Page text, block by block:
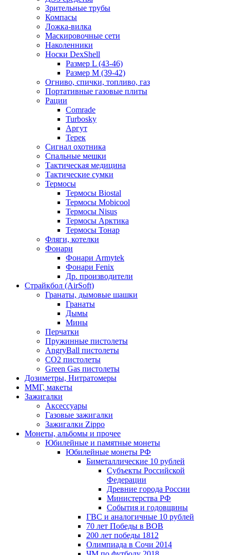
Зрительные трубы
Компасы
Ложка-вилка
Маскировочные сети
Наколенники
Носки DexShell
Размер L (43-46)
Размер M (39-42)
Огниво, спички, топливо, газ
Портативные газовые плиты
Рации
Comrade
Turbosky
Аргут
Терек
Сигнал охотника
Спальные мешки
Тактическая медицина
Тактические сумки
Термосы
Термосы Biostal
Термосы Mobicool
Термосы Nisus
Термосы Арктика
Термосы Тонар
Фляги, котелки
Фонари
Фонари Armytek
Фонари Fenix
Др. производители
Страйкбол (AirSoft)
Гранаты, дымовые шашки
Гранаты
Дымы
Мины
Перчатки
Пружинные пистолеты
AngryBall пистолеты
CO2 пистолеты
Green Gas пистолеты
Дозиметры, Нитратомеры
ММГ, макеты
Зажигалки
Аксессуары
Газовые зажигалки
Зажигалки Zippo
Монеты, альбомы и прочее
Юбилейные и памятные монеты
Юбилейные монеты РФ
Биметаллические 10 рублей
Субъекты Российской
Федерации
Древние города России
Министерства РФ
События и годовщины
ГВС и аналогичные 10 рублей
70 лет Победы в ВОВ
200 лет победы 1812
Олимпиада в Сочи 2014